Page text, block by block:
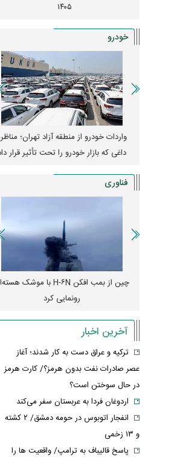
۱۴۰۵
خودرو
واردات خودرو از منطقه آزاد تهران؛ مناظره
داغی که بازار خودرو را تحت تأثیر قرار داد
فناوری
چین از بمب افکن H-۶N با موشک هسته‌ای
رونمایی کرد
آخرین اخبار
ترکیه و عراق دست به کار شدند؛ آغاز
عصر صادرات نفت بدون هرمز؟/ کارت هرمز
در حال سوختن است؟
اردوغان فردا به عربستان سفر می‌کند
انفجار اتوبوس در حومه دمشق/ ۲ کشته
و ۱۳ زخمی
پاسخ قالیباف به ترامپ/ واقعیت ها را